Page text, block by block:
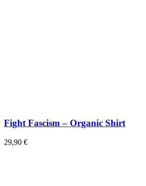
Fight Fascism – Organic Shirt
29,90 €